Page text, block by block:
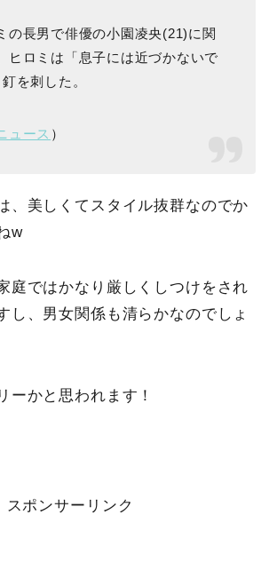
の長男で俳優の小園凌央(21)に関
ヒロミは「息子には近づかないで
を刺した。
ュース ）
、美しくてスタイル抜群なのでか
w
庭ではかなり厳しくしつけをされ
し、男女関係も清らかなのでしょ
ーかと思われます！
スポンサーリンク